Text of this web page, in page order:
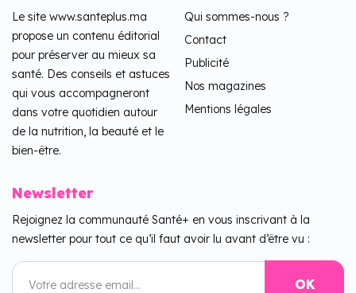
Le site www.santeplus.ma
propose un contenu éditorial
pour préserver au mieux sa
santé. Des conseils et astuces
qui vous accompagneront
dans votre quotidien autour
de la nutrition, la beauté et le
bien-être.
Qui sommes-nous ?
Contact
Publicité
Nos magazines
Mentions légales
Newsletter
Rejoignez la communauté Santé+ en vous inscrivant à la
newsletter pour tout ce qu’il faut avoir lu avant d’être vu :